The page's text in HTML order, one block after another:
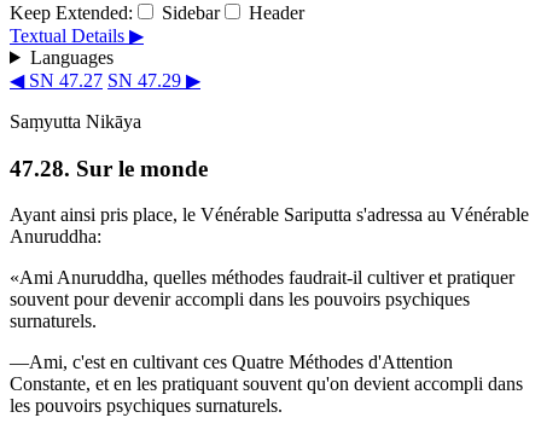
Keep Extended:
Sidebar
Header
Textual Details ▶
Languages
◀ SN 47.27 SN 47.29 ▶
Saṃyutta Nikāya
47.28. Sur le monde
Ayant ainsi pris place, le Vénérable Sariputta s'adressa au Vénérable
Anuruddha:
«Ami Anuruddha, quelles méthodes faudrait-il cultiver et pratiquer
souvent pour devenir accompli dans les pouvoirs psychiques
surnaturels.
—Ami, c'est en cultivant ces Quatre Méthodes d'Attention
Constante, et en les pratiquant souvent qu'on devient accompli dans
les pouvoirs psychiques surnaturels.